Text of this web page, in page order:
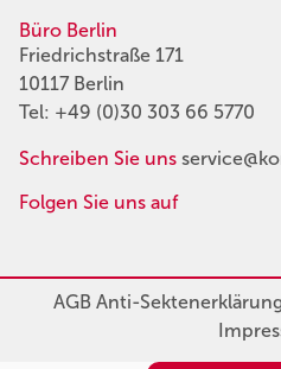
Büro Berlin
Friedrichstraße 171
10117 Berlin
Tel: +49 (0)30 303 66 5770
Schreiben Sie uns
Folgen Sie uns auf
AGBAnti-